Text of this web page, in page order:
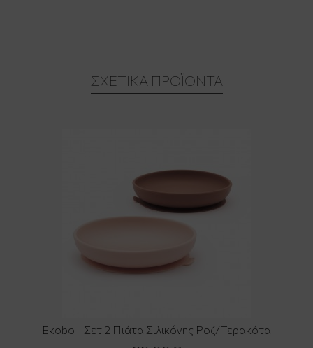
ΣΧΕΤΙΚΆ ΠΡΟΪΌΝΤΑ
Ekobo - Σετ 2 Πιάτα Σιλικόνης Ροζ/Τερακότα